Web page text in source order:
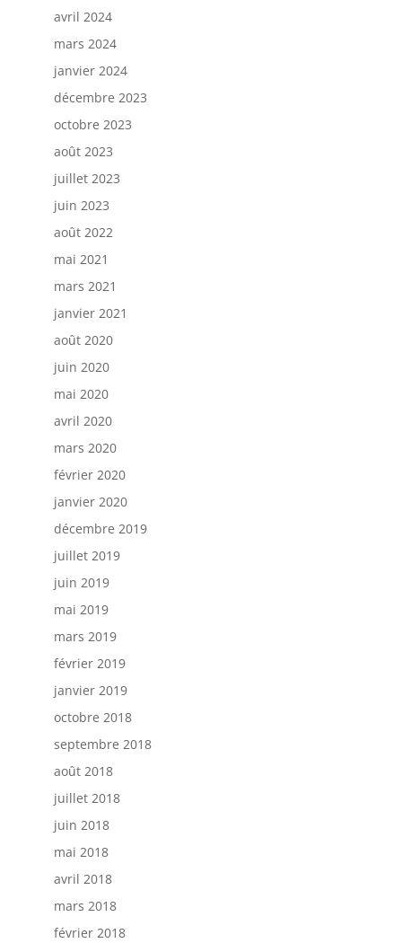
avril 2024
mars 2024
janvier 2024
décembre 2023
octobre 2023
août 2023
juillet 2023
juin 2023
août 2022
mai 2021
mars 2021
janvier 2021
août 2020
juin 2020
mai 2020
avril 2020
mars 2020
février 2020
janvier 2020
décembre 2019
juillet 2019
juin 2019
mai 2019
mars 2019
février 2019
janvier 2019
octobre 2018
septembre 2018
août 2018
juillet 2018
juin 2018
mai 2018
avril 2018
mars 2018
février 2018